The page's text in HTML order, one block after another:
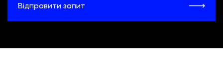
Відправити запит